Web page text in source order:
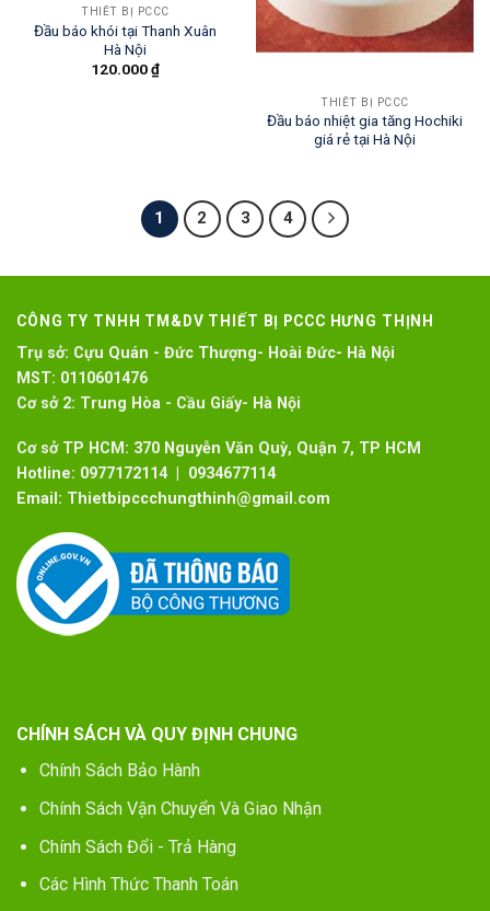
THIẾT BỊ PCCC
Đầu báo khói tại Thanh Xuân
Hà Nội
120.000₫
THIẾT BỊ PCCC
Đầu báo nhiệt gia tăng Hochiki
giá rẻ tại Hà Nội
1 2 3 4
CÔNG TY TNHH TM&DV THIẾT BỊ PCCC HƯNG THỊNH
Trụ sở: Cựu Quán - Đức Thượng- Hoài Đức- Hà Nội
MST: 0110601476
Cơ sở 2: Trung Hòa - Cầu Giấy- Hà Nội
Cơ sở TP HCM: 370 Nguyễn Văn Quỳ, Quận 7, TP HCM
Hotline: 0977172114 | 0934677114
Email: Thietbipccchungthinh@gmail.com
CHÍNH SÁCH VÀ QUY ĐỊNH CHUNG
Chính Sách Bảo Hành
Chính Sách Vận Chuyển Và Giao Nhận
Chính Sách Đổi - Trả Hàng
Các Hình Thức Thanh Toán